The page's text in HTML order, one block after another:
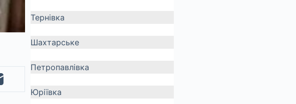
Тернівка
Шахтарське
Петропавлівка
Юріївка